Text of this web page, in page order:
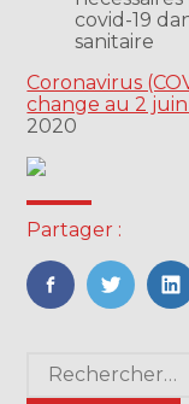
covid-19
sanitaire
Coronavirus
change au 2
2020
Partager :
FaceBook
Twitter
Blog
sidebar
Rechercher :